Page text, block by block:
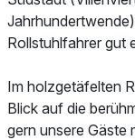
Rollstuhlfahrer gut
Im holzgetäfelten
Blick auf die
gern unsere Gäste